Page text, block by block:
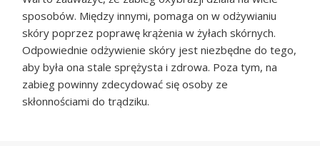
sposobów. Między innymi, pomaga on w odżywianiu
skóry poprzez poprawę krążenia w żyłach skórnych.
Odpowiednie odżywienie skóry jest niezbędne do tego,
aby była ona stale sprężysta i zdrowa. Poza tym, na
zabieg powinny zdecydować się osoby ze
skłonnościami do trądziku.